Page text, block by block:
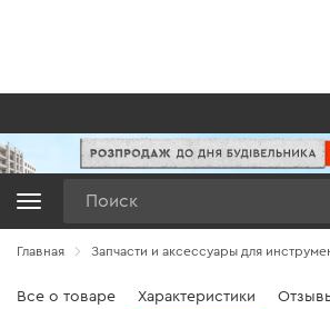
Главная Запчасти и аксессуары для
Все о товаре Характеристики